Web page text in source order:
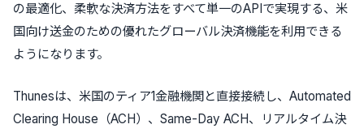
の最適化、柔軟な決済方法をすべて単一のAPIで実現する、米
国向け送金のための優れたグローバル決済機能を利用できる
ようになります。
Thunesは、米国のティア1金融機関と直接接続し、Automated
Clearing House（ACH）、Same-Day ACH、リアルタイム決